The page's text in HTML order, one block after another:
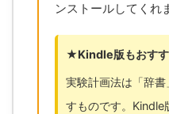
ンストールしてくれ
★Kindle版もおす
実験計画法は「辞
すものです。Kindle